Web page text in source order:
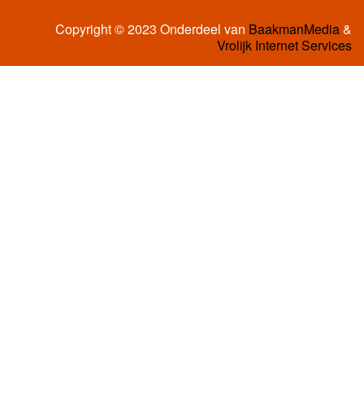
Copyright © 2023 Onderdeel van BaakmanMedia&
Vrolijk Internet Services